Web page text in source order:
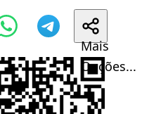
Mais
Opções...